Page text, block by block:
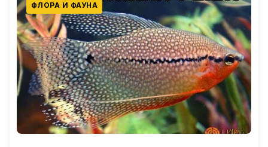
ФЛОРА И ФАУНА